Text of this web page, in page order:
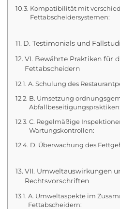
Kompatibilität mit
Fettabscheidersystemen:
D. Testimonials und
VI. Bewährte Praktiken für
Fettabscheidern
A. Schulung des
B. Umsetzung
Abfallbeseitigungspraktiken:
C. Regelmäßige
Wartungskontrollen:
D. Überwachung des
VII. Umweltauswirkungen
Rechtsvorschriften
A. Umweltaspekte im
Fettabscheidern: